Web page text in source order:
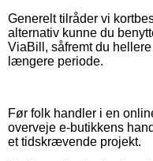
Generelt tilråder vi
alternativ kunne du
ViaBill, såfremt du
længere periode.
Før folk handler i en
overveje e-butikkens
et tidskrævende projekt.